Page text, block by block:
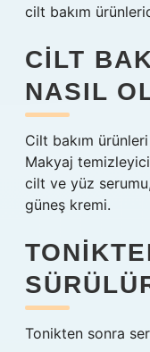
cilt bakım
CILT
NASIL
Cilt bakım
Makyaj
cilt ve yüz
güneş kremi.
Tonikten sonra